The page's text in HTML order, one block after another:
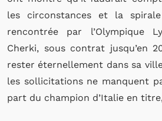
les circonstances et la
rencontrée par l’Olympique
Cherki, sous contrat jusqu’en
rester éternellement dans sa
les sollicitations ne manquent
part du champion d’Italie en